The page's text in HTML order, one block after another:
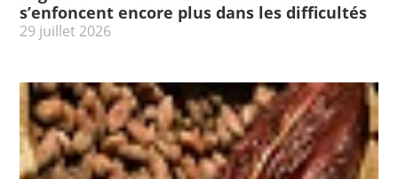
s’enfoncent encore plus dans les difficultés
29 juillet 2026